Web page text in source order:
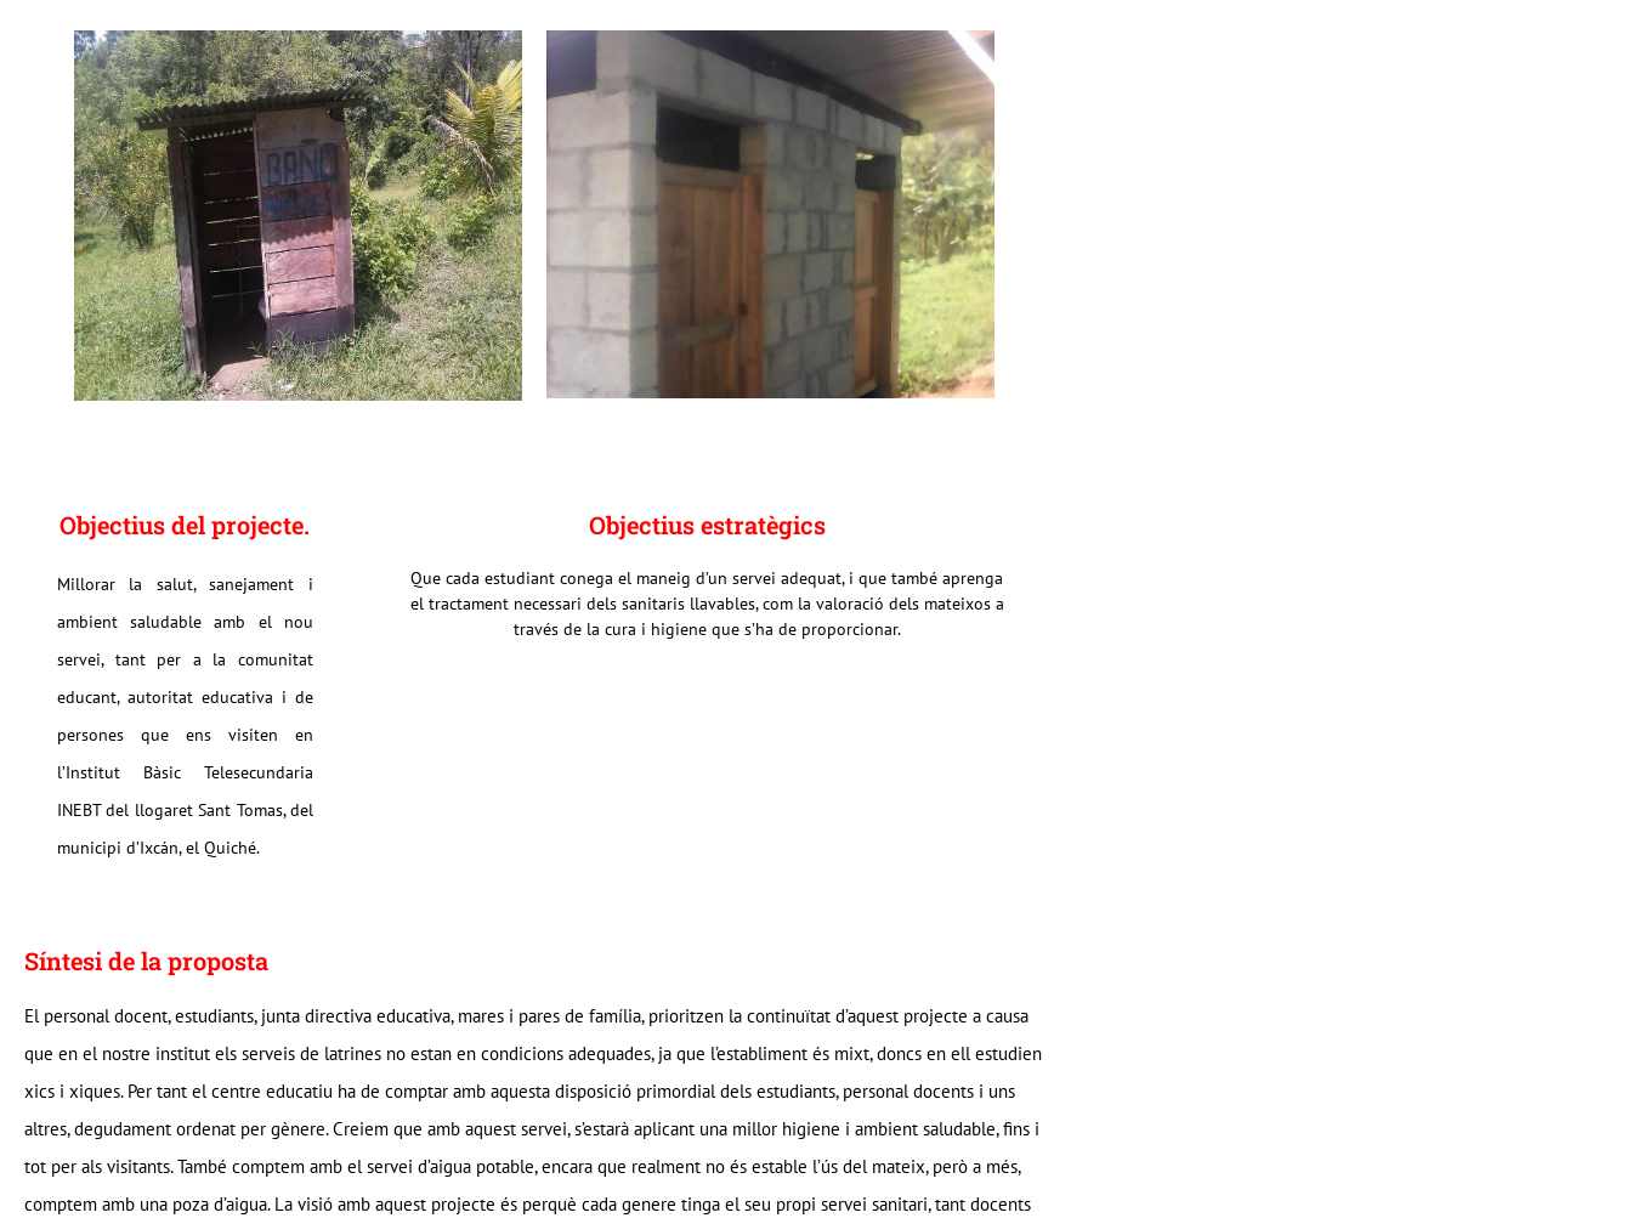
Objectius del projecte.
Millorar la salut, sanejament i
ambient saludable amb el nou
servei, tant per a la comunitat
educant, autoritat educativa i de
persones que ens visiten en
l’Institut Bàsic Telesecundaria
INEBT del llogaret Sant Tomas, del
municipi d’Ixcán, el Quiché.
Objectius estratègics
Que cada estudiant conega el maneig d’un servei adequat, i que també aprenga
el tractament necessari dels sanitaris llavables, com la valoració dels mateixos a
través de la cura i higiene que s’ha de proporcionar.
Síntesi de la proposta
El personal docent, estudiants, junta directiva educativa, mares i pares de família, prioritzen la continuïtat d’aquest projecte a causa
que en el nostre institut els serveis de latrines no estan en condicions adequades, ja que l’establiment és mixt, doncs en ell estudien
xics i xiques. Per tant el centre educatiu ha de comptar amb aquesta disposició primordial dels estudiants, personal docents i uns
altres, degudament ordenat per gènere. Creiem que amb aquest servei, s’estarà aplicant una millor higiene i ambient saludable, fins i
tot per als visitants. També comptem amb el servei d’aigua potable, encara que realment no és estable l’ús del mateix, però a més,
comptem amb una poza d’aigua. La visió amb aquest projecte és perquè cada genere tinga el seu propi servei sanitari, tant docents